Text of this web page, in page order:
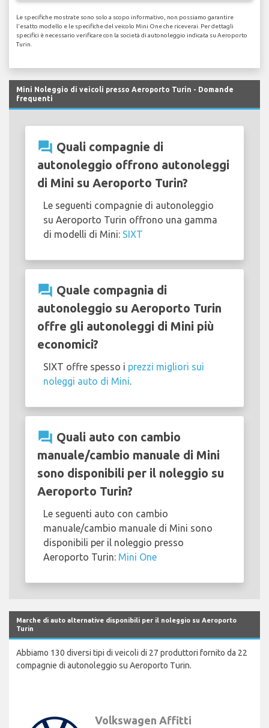
Le specifiche mostrate sono solo a scopo informativo, non possiamo garantire
l'esatto modello e le specifiche del veicolo Mini One che riceverai. Per dettagli
specifici è necessario verificare con la società di autonoleggio indicata su Aeroporto
Turin.
Mini Noleggio di veicoli presso Aeroporto Turin - Domande
frequenti
question_answer Quali compagnie di
autonoleggio offrono autonoleggi
di Mini su Aeroporto Turin?
Le seguenti compagnie di autonoleggio
su Aeroporto Turin offrono una gamma
di modelli di Mini: SIXT
question_answer Quale compagnia di
autonoleggio su Aeroporto Turin
offre gli autonoleggi di Mini più
economici?
SIXT offre spesso i prezzi migliori sui
noleggi auto di Mini
question_answer Quali auto con cambio
manuale/cambio manuale di Mini
sono disponibili per il noleggio su
Aeroporto Turin?
Le seguenti auto con cambio
manuale/cambio manuale di Mini sono
disponibili per il noleggio presso
Aeroporto Turin: Mini One
Marche di auto alternative disponibili per il noleggio su Aeroporto
Turin
Abbiamo 130 diversi tipi di veicoli di 27 produttori fornito da 22
compagnie di autonoleggio su Aeroporto Turin.
Volkswagen Affitti